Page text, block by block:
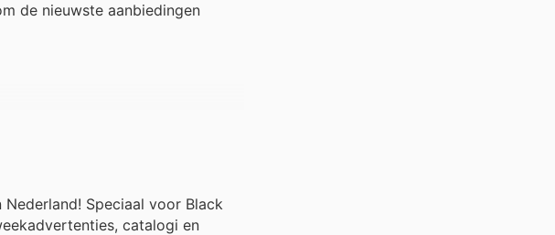
de nieuwste aanbiedingen
Speciaal voor Black
catalogi en